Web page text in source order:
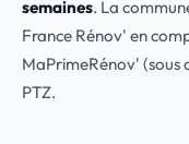
semaines. La
France Rénov' en
MaPrimeRénov' (sous
PTZ.